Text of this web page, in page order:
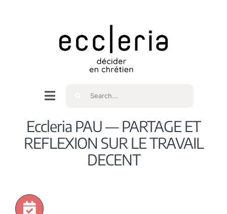
Navigation
à
bascule
Accueil
Qui sommes nous ?
Intéressés
Rechercher
Eccleria PAU — PARTAGE ET
REFLEXION SUR LE TRAVAIL
DECENT